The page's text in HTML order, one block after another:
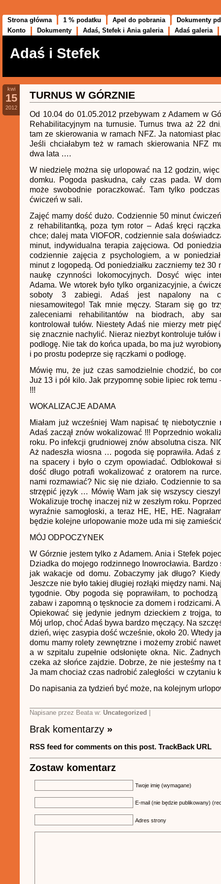
Strona główna 1 % podatku Apel do pobrania
Dokumenty
Konto
Dokumenty Adaś, Stefek i Ania galeria Adaś galeria
Adaś i Stefek
kwi
15
2012
TURNUS W GÓRZNIE
Od 10.04 do 01.05.2012 przebywam z Adamem w
Rehabilitacyjnym na turnusie. Turnus trwa aż 22
tam ze skierowania w ramach NFZ. Ja natomiast
Jeśli chciałabym też w ramach skierowania NFZ
dwa lata ….
W niedzielę można się urlopować na 12 godzin,
domku. Pogoda paskudna, cały czas pada. W
może swobodnie poraczkować. Tam tylko
ćwiczeń w sali.
Zajęć mamy dość dużo. Codziennie 50 minut
z rehabilitantką, poza tym rotor – Adaś kręci
chce; dalej mata VIOFOR, codziennie sala
minut, indywidualna terapia zajęciowa. Od
codziennie zajęcia z psychologiem, a w
minut z logopedą. Od poniedziałku zaczniemy też 30
naukę czynności lokomocyjnych. Dosyć więc
Adama. We wtorek było tylko organizacyjnie, a
soboty 3 zabiegi. Adaś jest napalony na
niesamowitego! Tak mnie męczy. Staram się go
zaleceniami rehabilitantów na biodrach, aby
kontrolował tułów. Niestety Adaś nie mierzy metr
się znacznie nachylić. Nieraz niezbyt kontroluje tułów
podłogę. Nie tak do końca upada, bo ma już
i po prostu podeprze się rączkami o podłogę.
Mówię mu, że już czas samodzielnie chodzić, bo
Już 13 i pół kilo. Jak przypomnę sobie lipiec rok
!!!
WOKALIZACJE ADAMA
Miałam już wcześniej Wam napisać tę niebotycznie
Adaś zaczął znów wokalizować !!! Poprzednio
roku. Po infekcji grudniowej znów absolutna cisza.
Aż nadeszła wiosna … pogoda się poprawiła. Adaś
na spacery i było o czym opowiadać. Odblokował
dość długo potrafi wokalizować z oratorem na
nami rozmawiać? Nic się nie działo. Codziennie to
strzępić język … Mówię Wam jak się wszyscy
Wokalizuje trochę inaczej niż w zeszłym roku.
wyraźnie samogłoski, a teraz HE, HE, HE.
będzie kolejne urlopowanie może uda mi się
MÓJ ODPOCZYNEK
W Górznie jestem tylko z Adamem. Ania i Stefek
Dziadka do mojego rodzinnego Inowrocławia.
jak wakacje od domu. Zobaczymy jak długo?
Jeszcze nie było takiej długiej rozłąki między nami.
tygodnie. Oby pogoda się poprawiłam, to
zabaw i zapomną o tęsknocie za domem i rodzicami.
Opiekować się jedynie jednym dzieckiem z trojga,
Mój urlop, choć Adaś bywa bardzo męczący. Na
dzień, więc zasypia dość wcześnie, około 20. Wtedy
domu mamy rolety zewnętrzne i możemy zrobić
a w szpitalu zupełnie odsłonięte okna. Nic.
czeka aż słońce zajdzie. Dobrze, że nie jesteśmy
Ja mam chociaż czas nadrobić zaległości w czytaniu
Do napisania za tydzień być może, na kolejnym
Napisane przez Beata w: Uncategorized
Brak komentarzy »
RSS feed for comments on this post. TrackBack URL
Zostaw komentarz
Twoje imię (wymagane)
E-mail (nie będzie publikowany)
Adres strony